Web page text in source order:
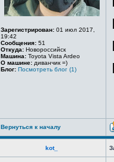
Зарегистрирован: 01 июл 2017,
19:42
Сообщения: 51
Откуда: Новороссийск
Машина: Toyota Vista Ardeo
О машине: диванчик =)
Блог: Посмотреть блог (1)
Вернуться к началу
kot_